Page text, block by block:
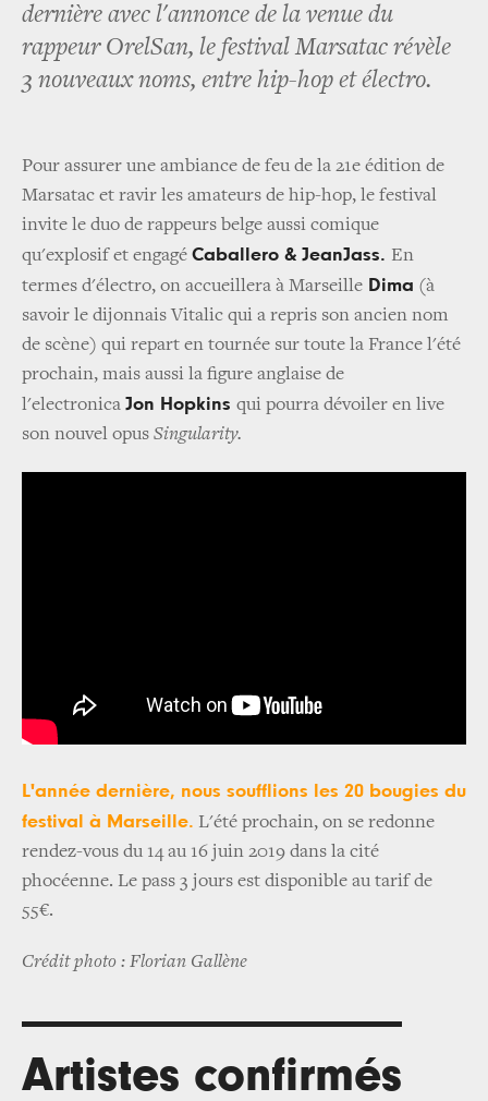
dernière avec l'annonce de la venue du
rappeur OrelSan, le festival Marsatac révèle
3 nouveaux noms, entre hip-hop et électro.
Pour assurer une ambiance de feu de la 21e édition de
Marsatac et ravir les amateurs de hip-hop, le festival
invite le duo de rappeurs belge aussi comique
qu'explosif et engagé Caballero & JeanJass. En
termes d'électro, on accueillera à Marseille Dima (à
savoir le dijonnais Vitalic qui a repris son ancien nom
de scène) qui repart en tournée sur toute la France l'été
prochain, mais aussi la figure anglaise de
l'electronica Jon Hopkins qui pourra dévoiler en live
son nouvel opus Singularity.
L'année dernière, nous soufflions les 20 bougies du
festival à Marseille. L'été prochain, on se redonne
rendez-vous du 14 au 16 juin 2019 dans la cité
phocéenne. Le pass 3 jours est disponible au tarif de
55€.
Crédit photo : Florian Gallène
Artistes confirmés